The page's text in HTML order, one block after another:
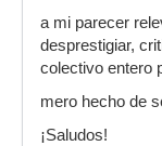
a mi parecer
desprestigiar,
colectivo entero
mero hecho de
¡Saludos!